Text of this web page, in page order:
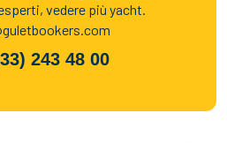
vedere più yacht.
243 48 00